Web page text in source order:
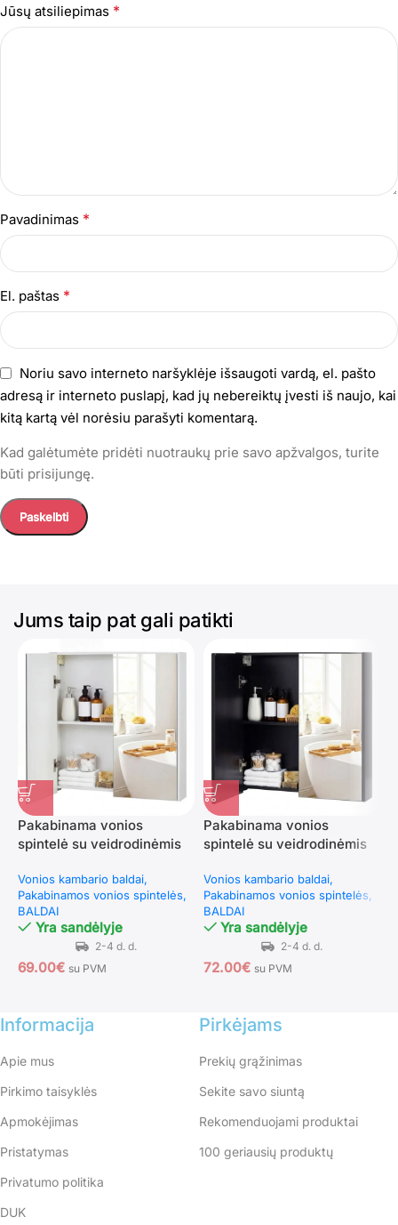
Jūsų atsiliepimas *
Pavadinimas *
El. paštas *
Noriu savo interneto naršyklėje išsaugoti vardą, el. pašto
adresą ir interneto puslapį, kad jų nebereiktų įvesti iš naujo, kai
kitą kartą vėl norėsiu parašyti komentarą.
Kad galėtumėte pridėti nuotraukų prie savo apžvalgos, turite
būti prisijungę.
Jums taip pat gali patikti
Pakabinama vonios
spintelė su veidrodinėmis
Vonios kambario baldai
Pakabinamos vonios spintelės
BALDAI
Yra sandėlyje
69.00€ su PVM
Pakabinama vonios
spintelė su veidrodinėmis
(Juoda)
Vonios kambario baldai
Pakabinamos vonios spintelės
BALDAI
Yra sandėlyje
72.00€ su PVM
Informacija
Apie mus
Pirkimo taisyklės
Apmokėjimas
Pristatymas
Privatumo politika
DUK
Pirkėjams
Prekių grąžinimas
Sekite savo siuntą
Rekomenduojami produktai
100 geriausių produktų